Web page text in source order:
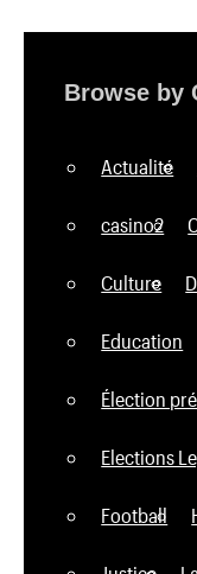
Browse by
Actualité
casino2
Culture
Education
Élection
Elections
Football